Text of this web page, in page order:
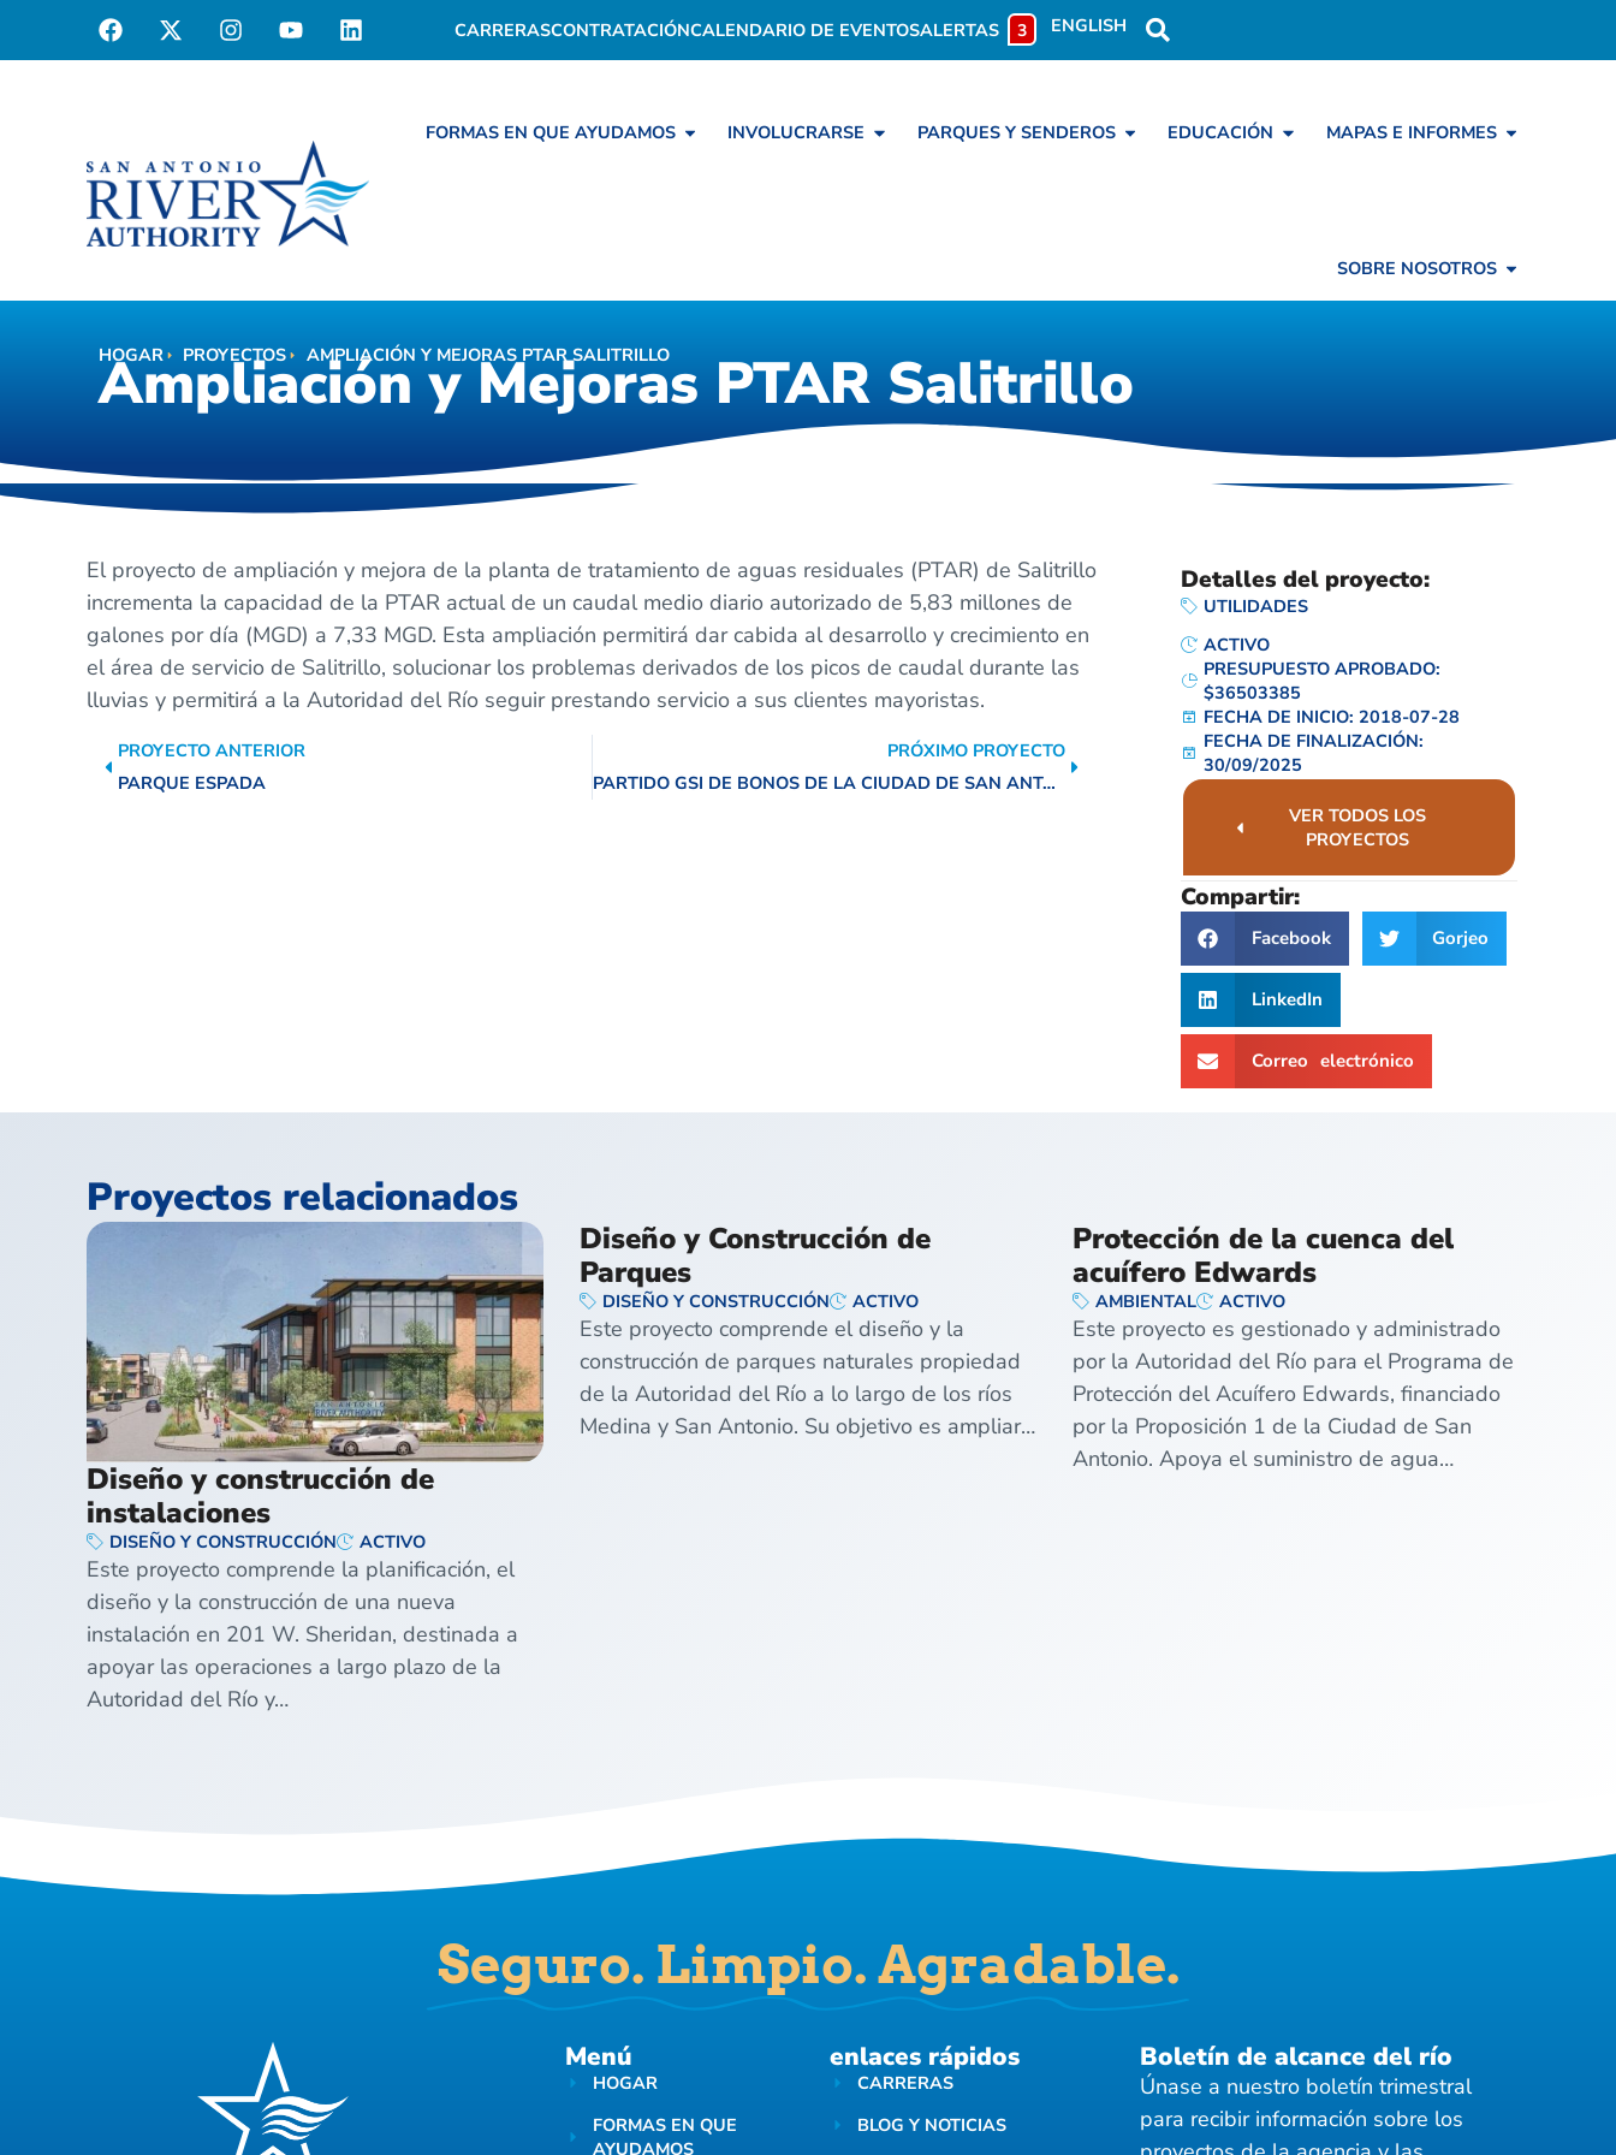
CARRERASCONTRATACIÓNCALENDARIO DE EVENTOSALERTAS 3 ENGLISH
FORMAS EN QUE AYUDAMOS INVOLUCRARSE PARQUES Y SENDEROS EDUCACIÓN MAPAS E INFORMES
SOBRE NOSOTROS
HOGAR AMPLIACIÓN Y MEJORAS PTAR SALITRILLO
Ampliación y Mejoras PTAR Salitrillo
HOGAR PROYECTOS AMPLIACIÓN Y MEJORAS PTAR SALITRILLO
Ampliación y Mejoras PTAR Salitrillo
El proyecto de ampliación y mejora de la planta de tratamiento de aguas residuales (PTAR) de Salitrillo
incrementa la capacidad de la PTAR actual de un caudal medio diario autorizado de 5,83 millones de
galones por día (MGD) a 7,33 MGD. Esta ampliación permitirá dar cabida al desarrollo y crecimiento en
el área de servicio de Salitrillo, solucionar los problemas derivados de los picos de caudal durante las
lluvias y permitirá a la Autoridad del Río seguir prestando servicio a sus clientes mayoristas.
PROYECTO ANTERIOR
PARQUE ESPADA
PRÓXIMO PROYECTO
PARTIDO GSI DE BONOS DE LA CIUDAD DE SAN ANTONIO
Detalles del proyecto:
UTILIDADES
ACTIVO
PRESUPUESTO APROBADO:
$36503385
FECHA DE INICIO: 2018-07-28
FECHA DE FINALIZACIÓN:
30/09/2025
VER TODOS LOS
PROYECTOS
Compartir:
Facebook Gorjeo
LinkedIn
Correo electrónico
Proyectos relacionados
Diseño y construcción de
instalaciones
DISEÑO Y CONSTRUCCIÓN ACTIVO
Este proyecto comprende la planificación, el
diseño y la construcción de una nueva
instalación en 201 W. Sheridan, destinada a
apoyar las operaciones a largo plazo de la
Autoridad del Río y…
Diseño y Construcción de
Parques
DISEÑO Y CONSTRUCCIÓN ACTIVO
Este proyecto comprende el diseño y la
construcción de parques naturales propiedad
de la Autoridad del Río a lo largo de los ríos
Medina y San Antonio. Su objetivo es ampliar…
Protección de la cuenca del
acuífero Edwards
AMBIENTAL ACTIVO
Este proyecto es gestionado y administrado
por la Autoridad del Río para el Programa de
Protección del Acuífero Edwards, financiado
por la Proposición 1 de la Ciudad de San
Antonio. Apoya el suministro de agua…
Seguro. Limpio. Agradable.
Menú
HOGAR
FORMAS EN QUE
AYUDAMOS
enlaces rápidos
CARRERAS
BLOG Y NOTICIAS
Boletín de alcance del río
Únase a nuestro boletín trimestral
para recibir información sobre los